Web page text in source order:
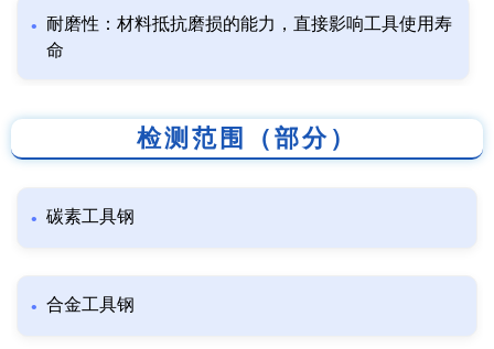
耐磨性：材料抵抗磨损的能力，直接影响工具使用寿
命
检测范围（部分）
碳素工具钢
合金工具钢